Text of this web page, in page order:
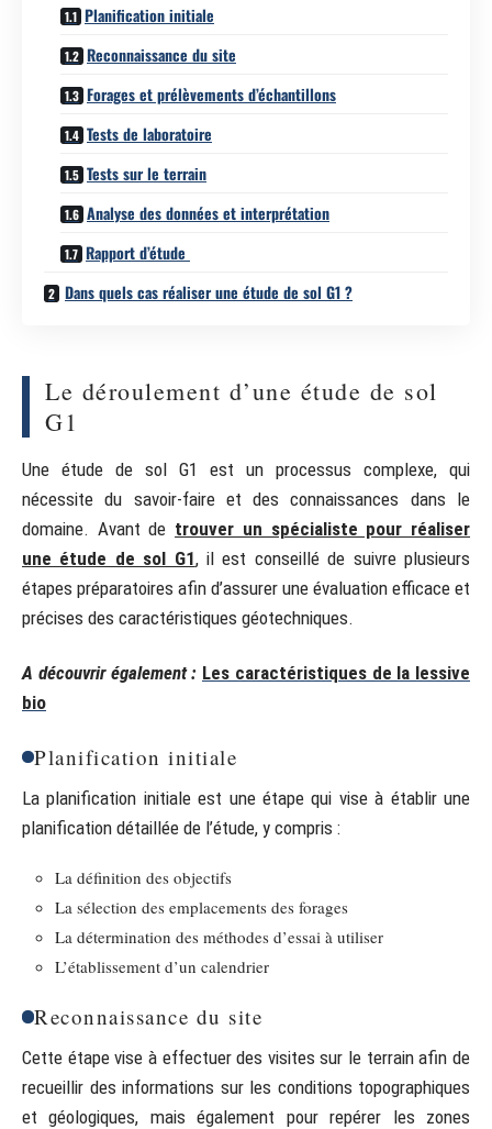
Planification initiale
Reconnaissance du site
Forages et prélèvements d’échantillons
Tests de laboratoire
Tests sur le terrain
Analyse des données et interprétation
Rapport d’étude
Dans quels cas réaliser une étude de sol G1 ?
Le déroulement d’une étude de sol
G1
Une étude de sol G1 est un processus complexe, qui
nécessite du savoir-faire et des connaissances dans le
domaine. Avant de trouver un spécialiste pour réaliser
une étude de sol G1, il est conseillé de suivre plusieurs
étapes préparatoires afin d’assurer une évaluation efficace et
précises des caractéristiques géotechniques.
A découvrir également : Les caractéristiques de la lessive
bio
Planification initiale
La planification initiale est une étape qui vise à établir une
planification détaillée de l’étude, y compris :
La définition des objectifs
La sélection des emplacements des forages
La détermination des méthodes d’essai à utiliser
L’établissement d’un calendrier
Reconnaissance du site
Cette étape vise à effectuer des visites sur le terrain afin de
recueillir des informations sur les conditions topographiques
et géologiques, mais également pour repérer les zones